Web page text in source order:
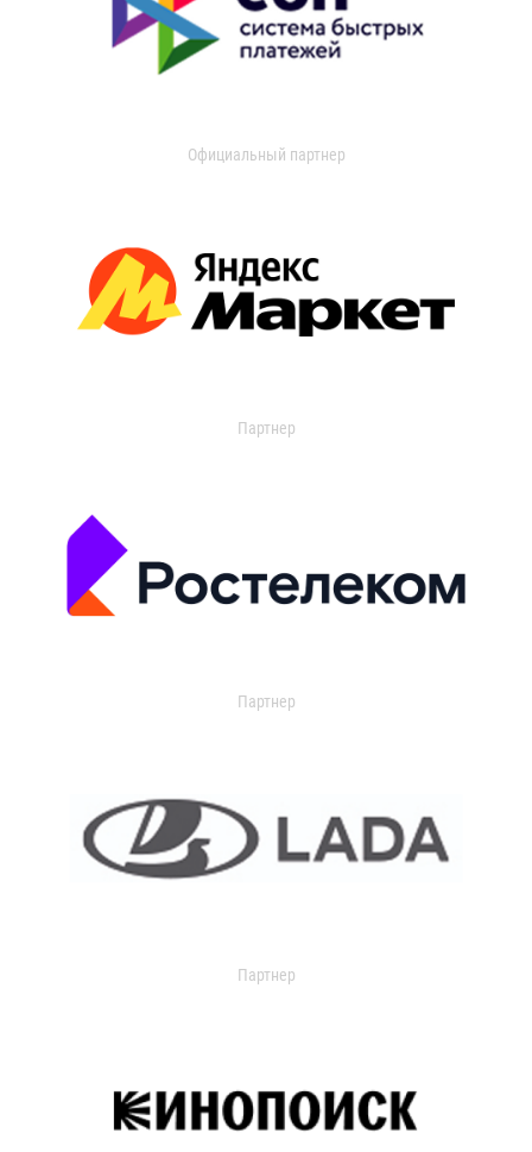
Официальный партнер
Партнер
Партнер
Партнер